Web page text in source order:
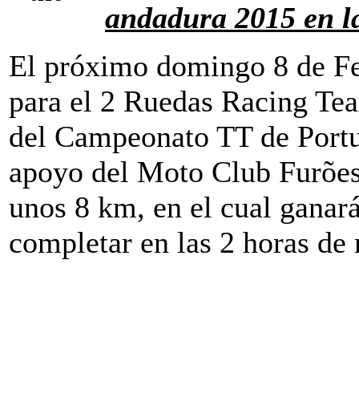
andadura 2015 en
El próximo domingo 8 de
para el 2 Ruedas Racing
del Campeonato TT de
apoyo del Moto Club
unos 8 km, en el cual
completar en las 2 horas